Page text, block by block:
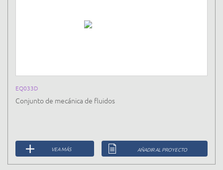
EQ033D
Conjunto de mecánica de fluidos
VEA MÁS AÑADIR AL PROYECTO